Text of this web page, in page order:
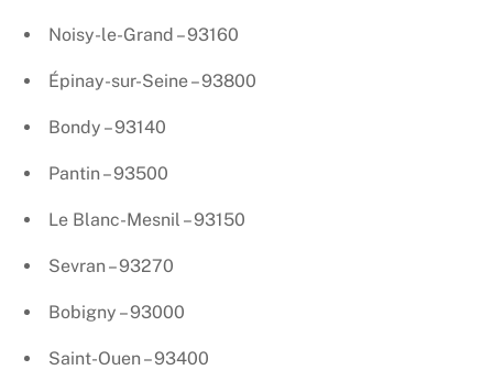
Noisy-le-Grand – 93160
Épinay-sur-Seine – 93800
Bondy – 93140
Pantin – 93500
Le Blanc-Mesnil – 93150
Sevran – 93270
Bobigny – 93000
Saint-Ouen – 93400